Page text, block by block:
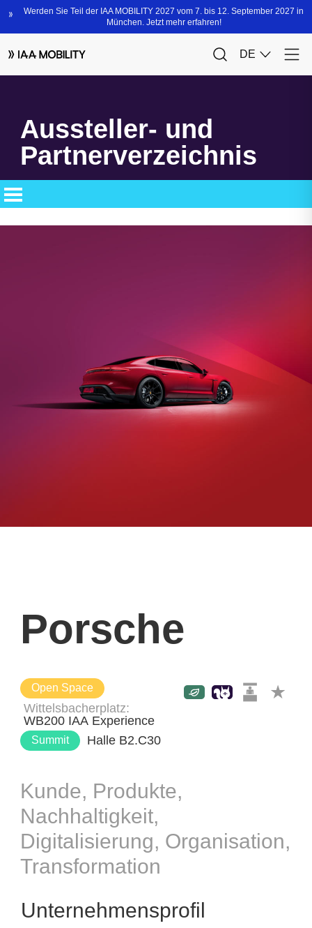
Aussteller- und
Partnerverzeichnis
Porsche
Open Space
Wittelsbacherplatz
WB200 IAA Experience
Summit Halle B2.C30
Kunde, Produkte,
Nachhaltigkeit,
Digitalisierung, Organisation,
Transformation
Unternehmensprofil